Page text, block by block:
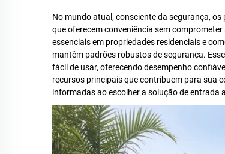
No mundo atual, consciente da segurança,
que oferecem conveniência sem
essenciais em propriedades residenciais e
mantêm padrões robustos de segurança.
fácil de usar, oferecendo desempenho
recursos principais que contribuem para sua
informadas ao escolher a solução de entrada